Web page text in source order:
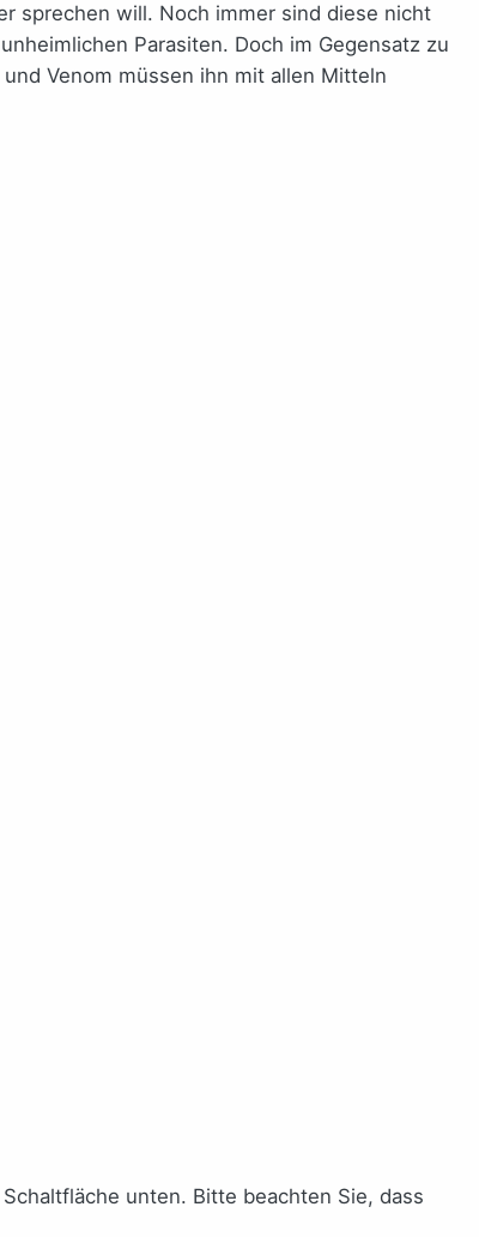
sprechen will. Noch immer sind diese nicht
Parasiten. Doch im Gegensatz zu
Venom müssen ihn mit allen Mitteln
unten. Bitte beachten Sie, dass